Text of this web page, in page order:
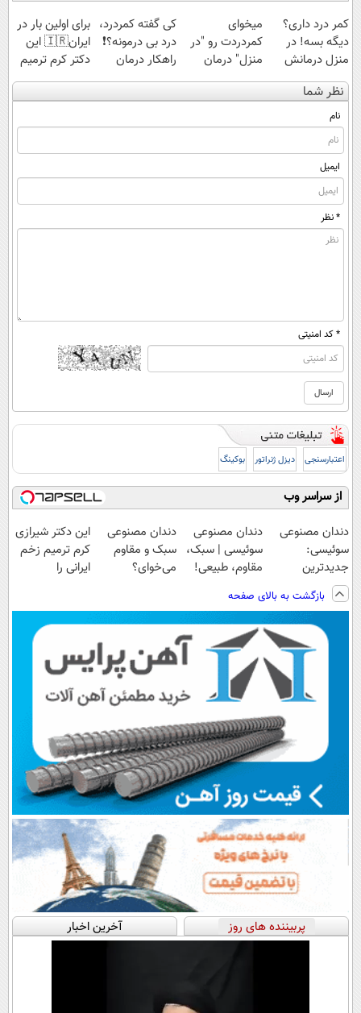
کمر درد داری؟
دیگه بسه! در
منزل درمانش
کن
(◀پرسش‌نامه)
میخوای
کمردردت رو "در
منزل" درمان
کنی؟ (◂فیلم +
◂پرسش‌نامه)
کی گفته کمردرد،
درد بی درمونه؟❗
راهکار درمان
+پرسشنامه
برای اولین بار در
ایران🇮🇷 این
دکتر کرم ترمیم
کننده 23 روزه
ساخت!
نظر شما
نام
ایمیل
* نظر
* کد امنیتی
اعتبارسنجی دیزل ژنراتور بوکینگ
از سراسر وب
دندان مصنوعی
سوئیسی:
جدیدترین
فناوری اروپا،
سبک و مقاوم |
پرداخت قسطی
دندان مصنوعی
سوئیسی | سبک،
مقاوم، طبیعی!
رایگان+پرداخت
اقساطی😍
دندان مصنوعی
سبک و مقاوم
می‌خوای؟
📍تهران
این دکتر شیرازی
کرم ترمیم زخم
ایرانی را
بازگشت به بالای صفحه
پربیننده های روز آخرین اخبار